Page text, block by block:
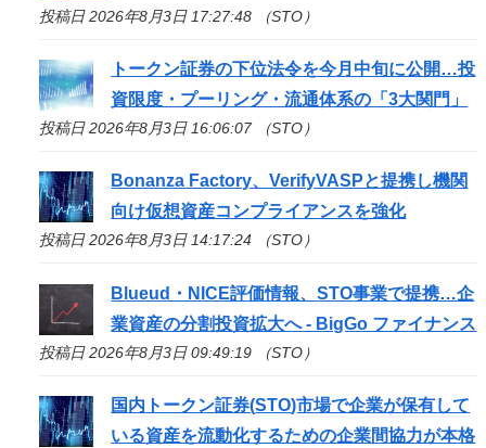
投稿日 2026年8月3日 17:27:48 （STO）
トークン証券の下位法令を今月中旬に公開…投
資限度・プーリング・流通体系の「3大関門」
投稿日 2026年8月3日 16:06:07 （STO）
Bonanza Factory、VerifyVASPと提携し機関
向け仮想資産コンプライアンスを強化
投稿日 2026年8月3日 14:17:24 （STO）
Blueud・NICE評価情報、STO事業で提携…企
業資産の分割投資拡大へ - BigGo ファイナンス
投稿日 2026年8月3日 09:49:19 （STO）
国内トークン証券(STO)市場で企業が保有して
いる資産を流動化するための企業間協力が本格